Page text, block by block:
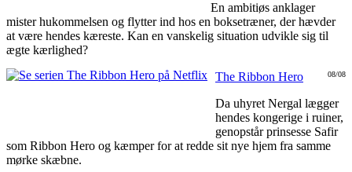
En ambitiøs anklager
mister hukommelsen og flytter ind hos en boksetræner, der hævder
at være hendes kæreste. Kan en vanskelig situation udvikle sig til
ægte kærlighed?
08/08
The Ribbon Hero
Da uhyret Nergal lægger
hendes kongerige i ruiner,
genopstår prinsesse Safir
som Ribbon Hero og kæmper for at redde sit nye hjem fra samme
mørke skæbne.